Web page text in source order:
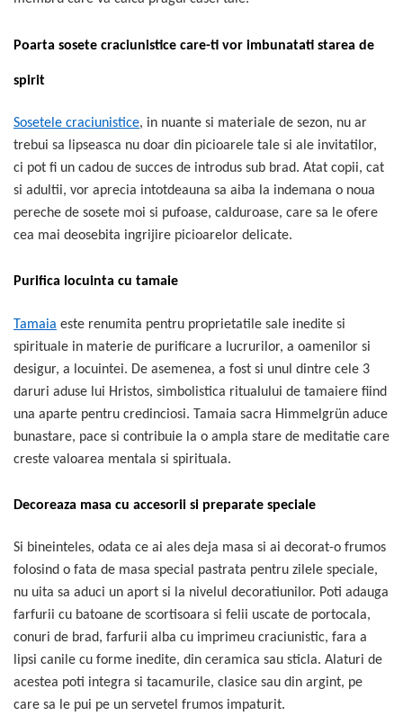
Poarta sosete craciunistice care-ti vor imbunatati starea de
spirit
Sosetele craciunistice, in nuante si materiale de sezon, nu ar
trebui sa lipseasca nu doar din picioarele tale si ale invitatilor,
ci pot fi un cadou de succes de introdus sub brad. Atat copii, cat
si adultii, vor aprecia intotdeauna sa aiba la indemana o noua
pereche de sosete moi si pufoase, calduroase, care sa le ofere
cea mai deosebita ingrijire picioarelor delicate.
Purifica locuinta cu tamaie
Tamaia este renumita pentru proprietatile sale inedite si
spirituale in materie de purificare a lucrurilor, a oamenilor si
desigur, a locuintei. De asemenea, a fost si unul dintre cele 3
daruri aduse lui Hristos, simbolistica ritualului de tamaiere fiind
una aparte pentru credinciosi. Tamaia sacra Himmelgrün aduce
bunastare, pace si contribuie la o ampla stare de meditatie care
creste valoarea mentala si spirituala.
Decoreaza masa cu accesorii si preparate speciale
Si bineinteles, odata ce ai ales deja masa si ai decorat-o frumos
folosind o fata de masa special pastrata pentru zilele speciale,
nu uita sa aduci un aport si la nivelul decoratiunilor. Poti adauga
farfurii cu batoane de scortisoara si felii uscate de portocala,
conuri de brad, farfurii alba cu imprimeu craciunistic, fara a
lipsi canile cu forme inedite, din ceramica sau sticla. Alaturi de
acestea poti integra si tacamurile, clasice sau din argint, pe
care sa le pui pe un servetel frumos impaturit.